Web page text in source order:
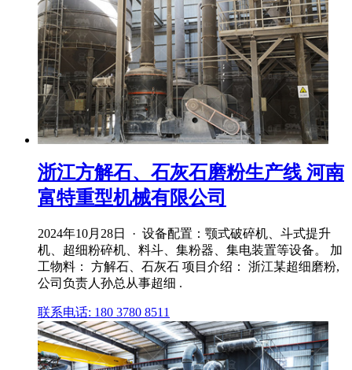
浙江方解石、石灰石磨粉生产线 河南
富特重型机械有限公司
2024年10月28日 · 设备配置：颚式破碎机、斗式提升
机、超细粉碎机、料斗、集粉器、集电装置等设备。 加
工物料： 方解石、石灰石 项目介绍： 浙江某超细磨粉,
公司负责人孙总从事超细 .
联系电话: 180 3780 8511